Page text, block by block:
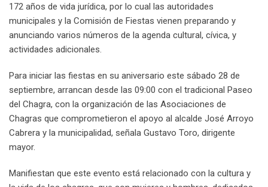
172 años de vida jurídica, por lo cual las autoridades
municipales y la Comisión de Fiestas vienen preparando y
anunciando varios números de la agenda cultural, cívica, y
actividades adicionales.
Para iniciar las fiestas en su aniversario este sábado 28 de
septiembre, arrancan desde las 09:00 con el tradicional Paseo
del Chagra, con la organización de las Asociaciones de
Chagras que comprometieron el apoyo al alcalde José Arroyo
Cabrera y la municipalidad, señala Gustavo Toro, dirigente
mayor.
Manifiestan que este evento está relacionado con la cultura y